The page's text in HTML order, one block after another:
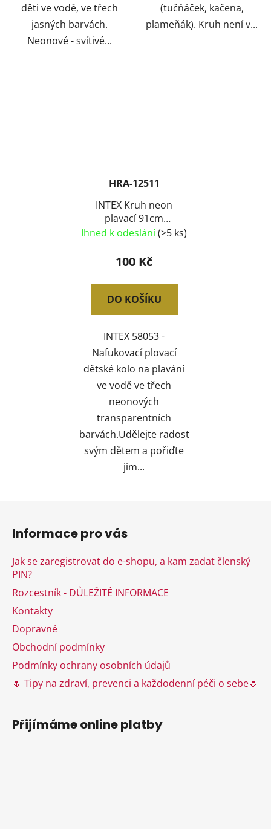
děti ve vodě, ve třech
jasných barvách.
Neonové - svítivé...
(tučňáček, kačena,
plameňák). Kruh není v...
HRA-12511
INTEX Kruh neon
plavací 91cm
nafukovací kolo do
Ihned k odeslání(>5 ks)
100 Kč
DO KOŠÍKU
INTEX 58053 -
Nafukovací plovací
dětské kolo na plavání
ve vodě ve třech
neonových
transparentních
barvách.Udělejte radost
svým dětem a pořiďte
jim...
Informace pro vás
Jak se zaregistrovat do e-shopu, a kam zadat členský
PIN?
Rozcestník - DŮLEŽITÉ INFORMACE
Kontakty
Dopravné
Obchodní podmínky
Podmínky ochrany osobních údajů
🌷 Tipy na zdraví, prevenci a každodenní péči o sebe🌷
Přijímáme online platby